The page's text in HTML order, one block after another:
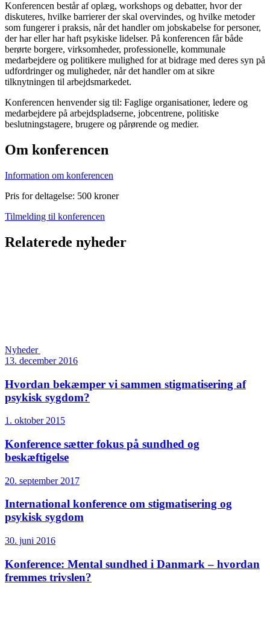
Konferencen består af oplæg, workshops og debatter, hvor der
diskuteres, hvilke barrierer der skal overvindes, og hvilke metoder
som fungerer i praksis, når det handler om jobskabelse for personer,
der har eller har haft psykiske lidelser. På konferencen får både
berørte borgere, virksomheder, professionelle, kommunale
medarbejdere og politikere mulighed for at bidrage med deres syn på
udfordringer og muligheder, når det handler om at sikre
tilknytningen til arbejdsmarkedet.
Konferencen henvender sig til: Faglige organisationer, ledere og
medarbejdere på arbejdspladserne, jobcentrene, politiske
beslutningstagere, brugere og pårørende og medier.
Om konferencen
Information om konferencen
Pris for deltagelse: 500 kroner
Tilmelding til konferencen
Relaterede nyheder
Nyheder
13. december 2016
Hvordan bekæmper vi sammen stigmatisering af
psykisk sygdom?
1. oktober 2015
Konference sætter fokus på sundhed og
beskæftigelse
20. september 2017
International konference om stigmatisering og
psykisk sygdom
30. juni 2016
Konference: Mental sundhed i Danmark – hvordan
fremmes trivslen?